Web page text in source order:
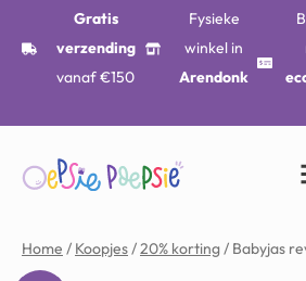
Gratis
verzending
vanaf €150
Fysieke
winkel in
Arendonk
Home / Koopjes/20% korting/ Babyjas